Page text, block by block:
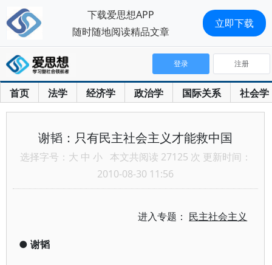
首页 法学 经济学 政治学 国际关系 社会学
登录 注册
谢韬：只有民主社会主义才能救中国
选择字号： 大 中 小 本文共阅读 27125 次 更新时间：
2010-08-30 11:56
进入专题： 民主社会主义
● 谢韬
下载爱思想APP
随时随地阅读精品文章
立即下载